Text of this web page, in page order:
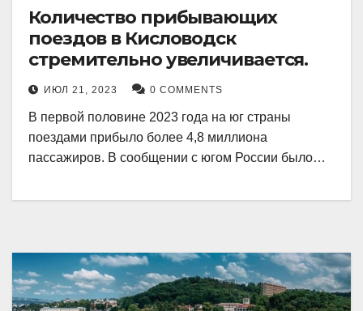
Количество прибывающих
поездов в Кисловодск
стремительно увеличивается.
ИЮЛ 21, 2023 0 COMMENTS
В первой половине 2023 года на юг страны
поездами прибыло более 4,8 миллиона
пассажиров. В сообщении с югом России было…